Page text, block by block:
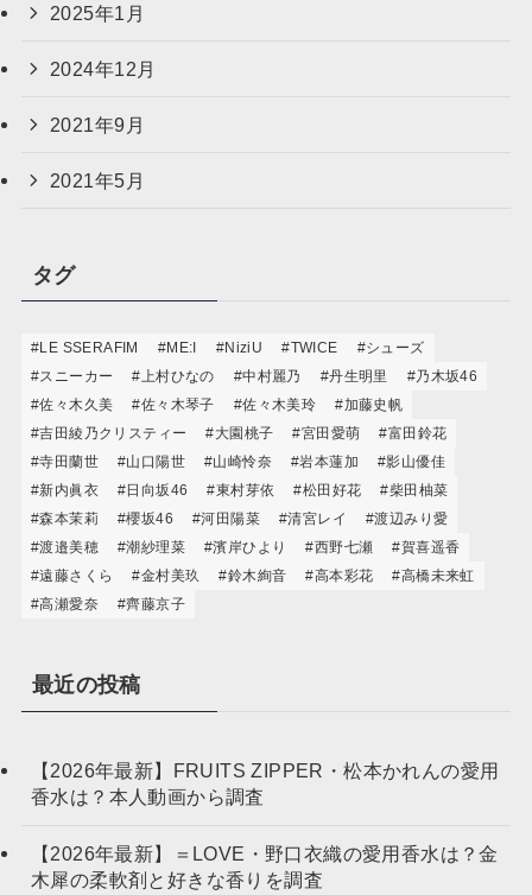
2025年1月
2024年12月
2021年9月
2021年5月
タグ
#LE SSERAFIM #ME:I #NiziU #TWICE
#シューズ
#スニーカー
#上村ひなの #中村麗乃 #丹生明里
#乃木坂46
#佐々木久美
#佐々木琴子 #佐々木美玲
#加藤史帆
#吉田綾乃クリスティー
#大園桃子 #宮田愛萌
#富田鈴花
#寺田蘭世
#山口陽世 #山崎怜奈 #岩本蓮加
#影山優佳
#新内眞衣
#日向坂46 #東村芽依 #松田好花
#柴田柚菜
#森本茉莉
#櫻坂46 #河田陽菜 #清宮レイ
#渡辺みり愛
#渡邉美穂
#潮紗理菜 #濱岸ひより #西野七瀬
#賀喜遥香
#遠藤さくら
#金村美玖 #鈴木絢音 #高本彩花
#高橋未来虹
#高瀬愛奈
#齊藤京子
最近の投稿
【2026年最新】FRUITS ZIPPER・松本かれんの愛用
香水は？本人動画から調査
【2026年最新】＝LOVE・野口衣織の愛用香水は？金
木犀の柔軟剤と好きな香りを調査